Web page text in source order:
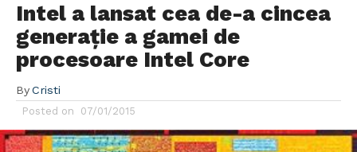
Intel a lansat cea de-a cincea
generație a gamei de
procesoare Intel Core
By Cristi
Posted on 07/01/2015